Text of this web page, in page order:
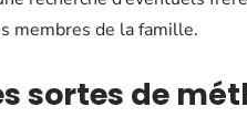
membres de la famille.
sortes de